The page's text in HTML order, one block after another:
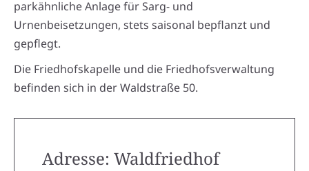
parkähnliche Anlage für Sarg- und
Urnenbeisetzungen, stets saisonal bepflanzt und
gepflegt.
Die Friedhofskapelle und die Friedhofsverwaltung
befinden sich in der Waldstraße 50.
Adresse: Waldfriedhof